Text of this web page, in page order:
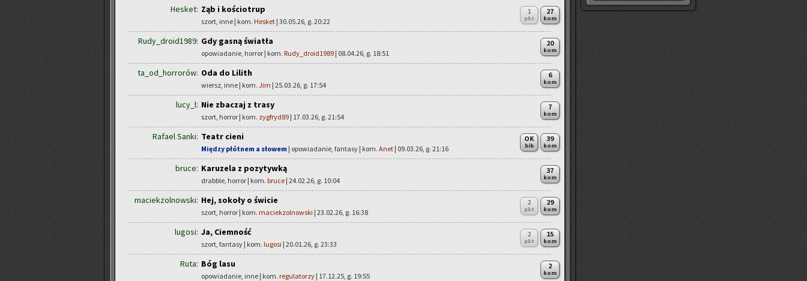
Hesket: Ząb i kościotrup
szort, inne | kom. Hesket | 30.05.26, g. 20:22
27
kom
1
pkt
Rudy_droid1989: Gdy gasną światła
opowiadanie, horror | kom. Rudy_droid1989 | 08.04.26, g. 18:51
20
kom
ta_od_horrorów: Oda do Lilith
wiersz, inne | kom. Jim | 25.03.26, g. 17:54
6
kom
lucy_l: Nie zbaczaj z trasy
szort, horror | kom. zygfryd89 | 17.03.26, g. 21:54
7
kom
Rafael Sanki: Teatr cieni
Między płótnem a słowem | opowiadanie, fantasy | kom. Anet | 09.03.26, g. 21:16
39
kom
OK
bib
bruce: Karuzela z pozytywką
drabble, horror | kom. bruce | 24.02.26, g. 10:04
37
kom
maciekzolnowski: Hej, sokoły o świcie
szort, horror | kom. maciekzolnowski | 23.02.26, g. 16:38
29
kom
2
pkt
lugosi: Ja, Ciemność
szort, fantasy | kom. lugosi | 20.01.26, g. 23:33
15
kom
2
pkt
Ruta: Bóg lasu
opowiadanie, inne | kom. regulatorzy | 17.12.25, g. 19:55
2
kom